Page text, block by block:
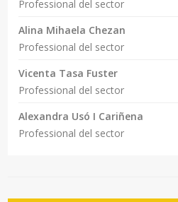
Professional del sector
Alina Mihaela Chezan
Professional del sector
Vicenta Tasa Fuster
Professional del sector
Alexandra Usó I Cariñena
Professional del sector